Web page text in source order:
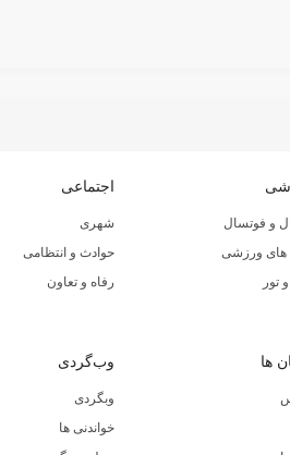
و فوتسال
های ورزشی
تور
اجتماعی
شهری
حوادث و انتظامی
رفاه و تعاون
ها وب‌گردی
وبگردی
خواندنی ها